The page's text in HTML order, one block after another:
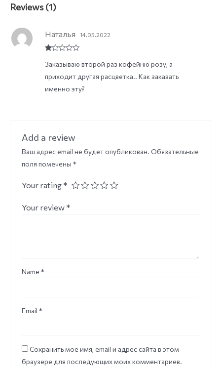
Reviews (1)
at
1
t
Наталья 14.05.2022
Заказываю второй раз кофейню розу, а
приходит другая расцветка.. Как заказать
именно эту?
Add a review
Ваш адрес email не будет опубликован. Обязательные
поля помечены *
Your rating *
Your review *
Name *
Email *
Сохранить моё имя, email и адрес сайта в этом
браузере для последующих моих комментариев.